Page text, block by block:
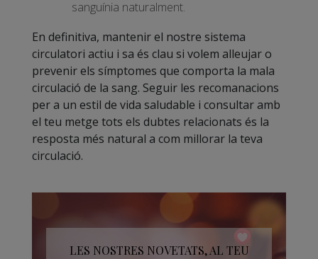
sanguínia naturalment.
En definitiva, mantenir el nostre sistema
circulatori actiu i sa és clau si volem alleujar o
prevenir els símptomes que comporta la mala
circulació de la sang. Seguir les recomanacions
per a un estil de vida saludable i consultar amb
el teu metge tots els dubtes relacionats és la
resposta més natural a com millorar la teva
circulació.
LES NOSTRES NOVETATS, AL TEU